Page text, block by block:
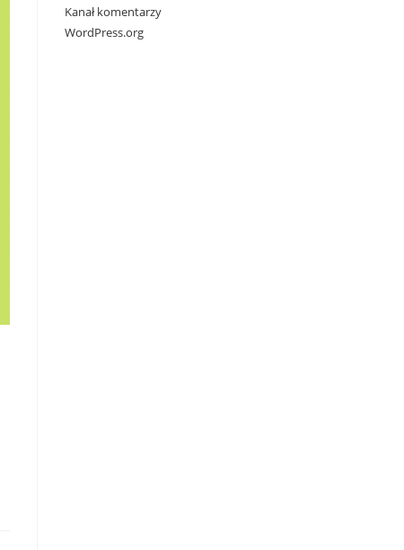
Kanał komentarzy
WordPress.org